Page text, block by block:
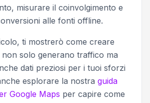
misurare il coinvolgimento e
alle fonti offline.
ti mostrerò come creare
non solo generano traffico ma
dati preziosi per i tuoi sforzi
esplorare la nostra guida
Google Maps per capire come